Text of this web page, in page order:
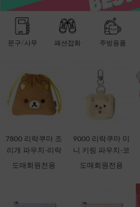
문구/사무 패션잡화 주방용품
7800 리락쿠마 조
리개 파우치-리락
쿠마 [C2-068735]
도매회원전용
9000 리락쿠마 미
니 키링 파우치-코
리락쿠마 [C2-069
도매회원전용